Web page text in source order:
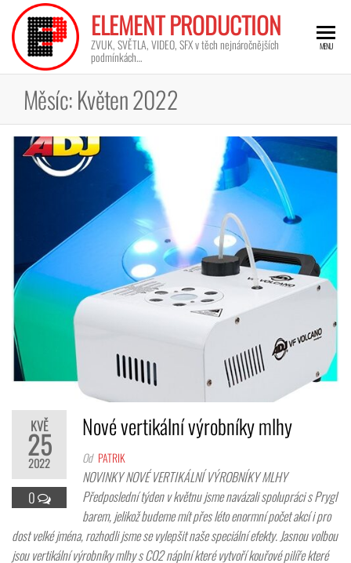
ELEMENT PRODUCTION
ZVUK, SVĚTLA, VIDEO, SFX v těch nejnáročnějších
podmínkách…
MENU
Měsíc:Květen 2022
KVĚ
25
2022
0
Nové vertikální výrobníky mlhy
Od PATRIK
NOVINKY NOVÉ VERTIKÁLNÍ VÝROBNÍKY MLHY
Předposlední týden v květnu jsme navázali spolupráci s Prygl
barem, jelikož budeme mít přes léto enormní počet akcí i pro
dost velké jména, rozhodli jsme se vylepšit naše speciální efekty. Jasnou volbou
jsou vertikální výrobníky mlhy s CO2 náplní které vytvoří kouřové pilíře které